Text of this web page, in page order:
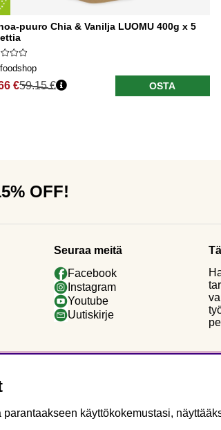
puuro Chia & Vanilja LUOMU 400g x 5
€59.15 € OSTA
OFF!
Seuraa meitä
Facebook
Instagram
Youtube
Uutiskirje
käyttökokemustasi,